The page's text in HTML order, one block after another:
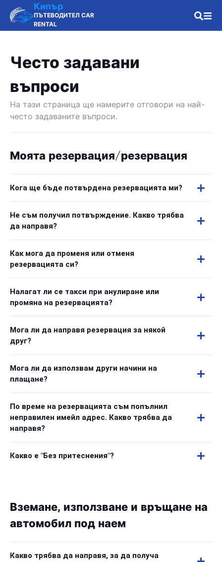
Кипър
ПЪТЕВОДИТЕЛ CAR
RENTAL
Често задавани
въпроси
На тази страница ще намерите отговори на най-
често задаваните въпроси.
Моята резервация/резервация
Кога ще бъде потвърдена резервацията ми?
Не съм получил потвърждение. Какво трябва
да направя?
Как мога да променя или отменя
резервацията си?
Налагат ли се такси при анулиране или
промяна на резервацията?
Мога ли да направя резервация за някой
друг?
Мога ли да използвам други начини на
плащане?
По време на резервацията съм попълнил
неправилен имейл адрес. Какво трябва да
направя?
Какво е "Без притеснения"?
Вземане, използване и връщане на
автомобил под наем
Какво трябва да направя, за да получа